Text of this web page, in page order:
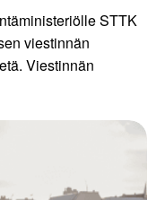
STTK
viestinnän
Viestinnän